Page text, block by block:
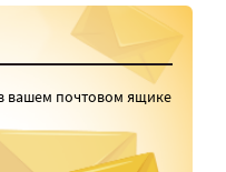
вашем почтовом ящике